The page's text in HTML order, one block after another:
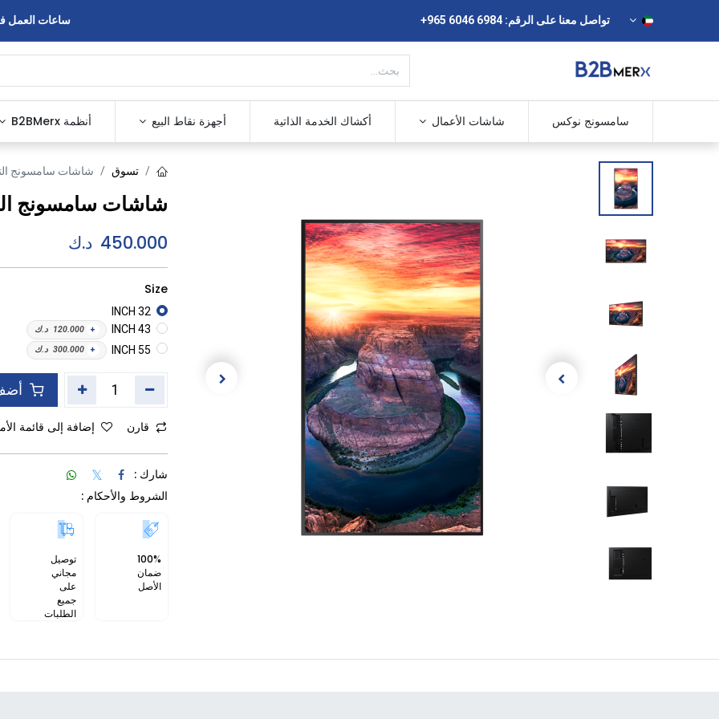
تواصل معنا على الرقم: ⁦+965 6046 6984⁩ ساعات العمل في
سامسونج نوكس شاشات الأعمال أكشاك الخدمة الذاتية أجهزة نقاط البيع أنظمة B2BMerx
تسوق شاشات سامسونج
شاشات سامسونج
450.000 د.ك
Size
32 INCH
43 INCH
+
120.000 د.ك
55 INCH
+
300.000 د.ك
قارن إضافة إلى قائمة
شارك :
الشروط والأحكام :
100%
ضمان
الأصل
توصيل
مجاني
على
جميع
الطلبات